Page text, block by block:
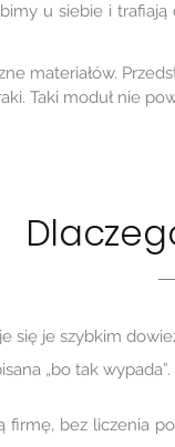
u siebie i
materiałów.
Taki moduł nie
je szybkim
„bo tak wypada”.
firmę, bez liczenia